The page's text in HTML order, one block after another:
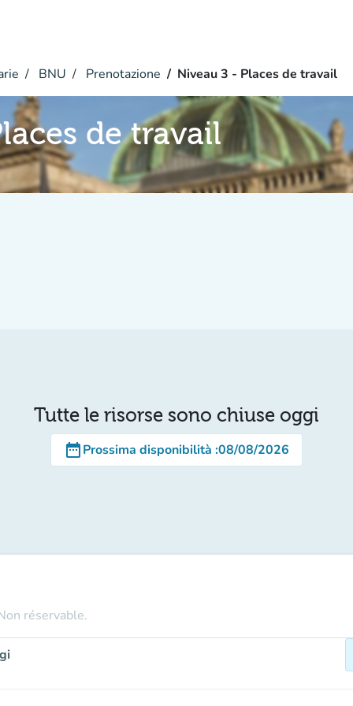
BNU Prenotazione Niveau 3 - Places de travail
de travail
Tutte le risorse sono chiuse oggi
date_rangeProssima disponibilità :08/08/2026
réservable.